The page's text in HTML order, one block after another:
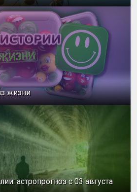
жизни
астропрогноз с 03 августа